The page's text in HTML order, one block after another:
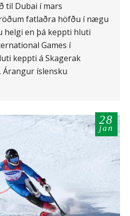
til Dubai í mars
fatlaðra höfðu í nægu
helgi en þá keppti hluti
Games í
keppti á Skagerak
íslensku
28
jan